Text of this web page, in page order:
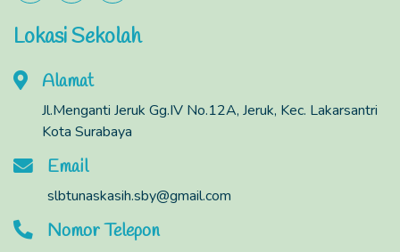
Lokasi Sekolah
Alamat
Jl.Menganti Jeruk Gg.IV No.12A, Jeruk, Kec. Lakarsantri
Kota Surabaya
Email
slbtunaskasih.sby@gmail.com
Nomor Telepon